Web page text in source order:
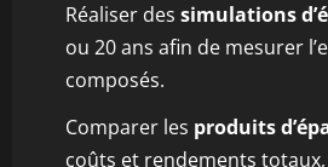
Réaliser des simulations
ou 20 ans afin de mesurer
composés.
Comparer les produits
coûts et rendements